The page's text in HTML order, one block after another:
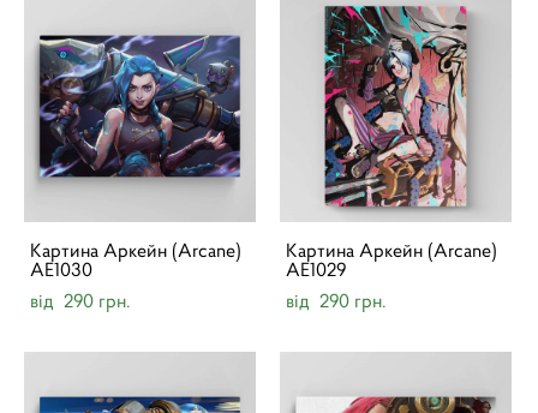
Картина Аркейн (Arcane)
AE1030
від 290 грн.
Картина Аркейн (Arcane)
AE1029
від 290 грн.